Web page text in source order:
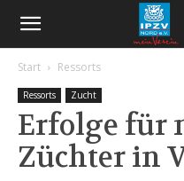
Start Ressorts
Ressorts Zucht
Erfolge für
Züchter in